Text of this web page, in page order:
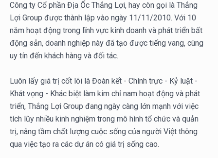
Công ty Cổ phần Địa Ốc Thắng Lợi, hay còn gọi là Thắng
Lợi Group được thành lập vào ngày 11/11/2010. Với 10
năm hoạt động trong lĩnh vực kinh doanh và phát triển bất
động sản, doanh nghiệp này đã tạo được tiếng vang, cùng
uy tín đến khách hàng và đối tác.
Luôn lấy giá trị cốt lõi là Đoàn kết - Chính trực - Kỷ luật -
Khát vọng - Khác biệt làm kim chỉ nam hoạt động và phát
triển, Thắng Lợi Group đang ngày càng lớn mạnh với việc
tích lũy nhiều kinh nghiệm trong mô hình tổ chức và quản
trị, nâng tầm chất lượng cuộc sống của người Việt thông
qua việc tạo ra các dự án có giá trị sống cao.